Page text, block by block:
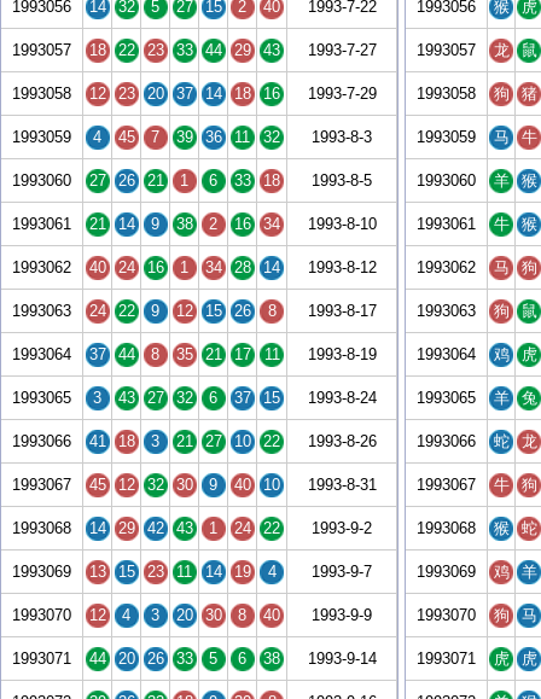
1993056 14 32 5 27 15 2 40 1993-7-22
1993057 18 22 23 33 44 29 43 1993-7-27
1993058 12 23 20 37 14 18 16 1993-7-29
1993059 4 45 7 39 36 11 32 1993-8-3
1993060 27 26 21 1 6 33 18 1993-8-5
1993061 21 14 9 38 2 16 34 1993-8-10
1993062 40 24 16 1 34 28 14 1993-8-12
1993063 24 22 9 12 15 26 8 1993-8-17
1993064 37 44 8 35 21 17 11 1993-8-19
1993065 3 43 27 32 6 37 15 1993-8-24
1993066 41 18 3 21 27 10 22 1993-8-26
1993067 45 12 32 30 9 40 10 1993-8-31
1993068 14 29 42 43 1 24 22 1993-9-2
1993069 13 15 23 11 14 19 4 1993-9-7
1993070 12 4 3 20 30 8 40 1993-9-9
1993071 44 20 26 33 5 6 38 1993-9-14
1993056 猴 虎
1993057 龙 鼠
1993058 狗 猪
1993059 马 牛
1993060 羊 猴
1993061 牛 猴
1993062 马 狗
1993063 狗 鼠
1993064 鸡 虎
1993065 羊 兔
1993066 蛇 龙
1993067 牛 狗
1993068 猴 蛇
1993069 鸡 羊
1993070 狗 马
1993071 虎 虎